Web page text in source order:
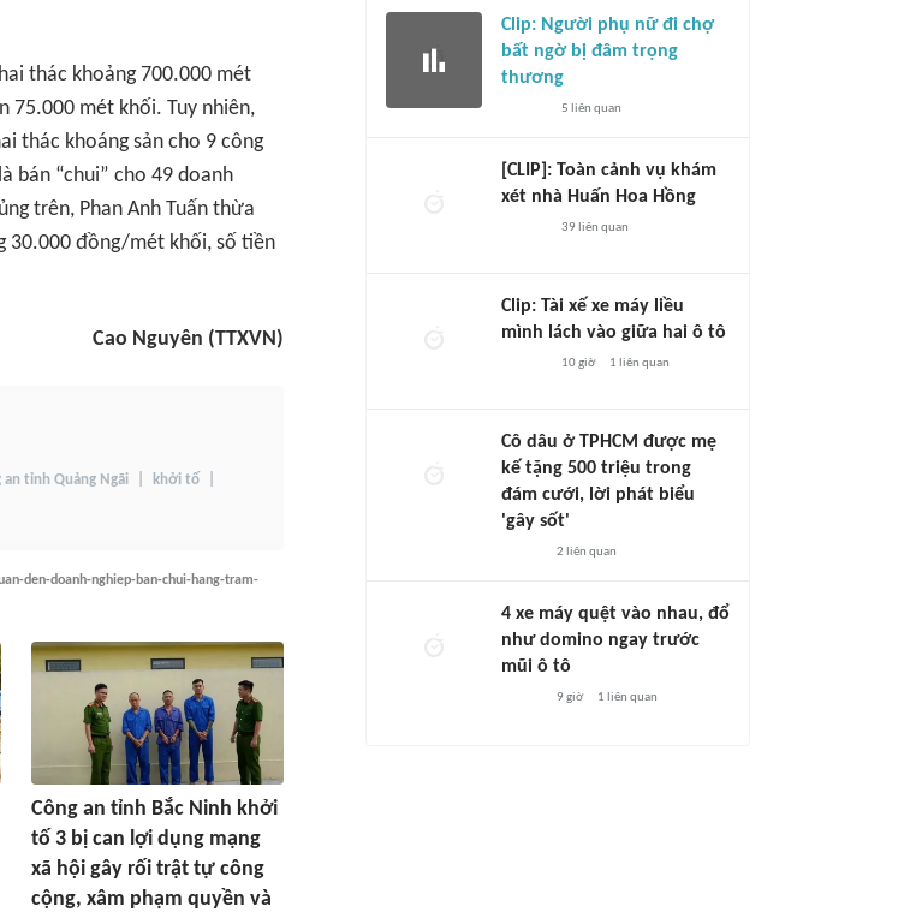
thác khoảng 700.000 mét
75.000 mét khối. Tuy nhiên,
thác khoáng sản cho 9 công
bán “chui” cho 49 doanh
trên, Phan Anh Tuấn thừa
30.000 đồng/mét khối, số tiền
Cao Nguyên (TTXVN)
an tỉnh Quảng Ngãi khởi tố
den-doanh-nghiep-ban-chui-hang-tram-
Công an tỉnh Bắc Ninh khởi
tố 3 bị can lợi dụng mạng
xã hội gây rối trật tự công
cộng, xâm phạm quyền và
Clip: Người phụ nữ đi chợ
bất ngờ bị đâm trọng
thương
5 liên quan
[CLIP]: Toàn cảnh vụ khám
xét nhà Huấn Hoa Hồng
39 liên quan
Clip: Tài xế xe máy liều
mình lách vào giữa hai ô tô
10 giờ 1 liên quan
Cô dâu ở TPHCM được mẹ
kế tặng 500 triệu trong
đám cưới, lời phát biểu
'gây sốt'
2 liên quan
4 xe máy quệt vào nhau, đổ
như domino ngay trước
mũi ô tô
9 giờ 1 liên quan